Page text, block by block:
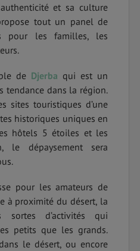
et sa culture
tout un panel de
pour les familles, les
de Djerba qui est un
tendance dans la région.
sites touristiques d’une
historiques uniques en
hôtels 5 étoiles et les
le dépaysement sera
pour les amateurs de
à proximité du désert, la
d’activités qui
petits que les grands.
le désert, ou encore